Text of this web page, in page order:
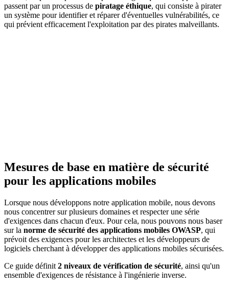
passent par un processus de piratage éthique, qui consiste à pirater
un système pour identifier et réparer d'éventuelles vulnérabilités, ce
qui prévient efficacement l'exploitation par des pirates malveillants.
Mesures de base en matière de sécurité
pour les applications mobiles
Lorsque nous développons notre application mobile, nous devons
nous concentrer sur plusieurs domaines et respecter une série
d'exigences dans chacun d'eux. Pour cela, nous pouvons nous baser
sur la norme de sécurité des applications mobiles OWASP, qui
prévoit des exigences pour les architectes et les développeurs de
logiciels cherchant à développer des applications mobiles sécurisées.
Ce guide définit 2 niveaux de vérification de sécurité, ainsi qu'un
ensemble d'exigences de résistance à l'ingénierie inverse.